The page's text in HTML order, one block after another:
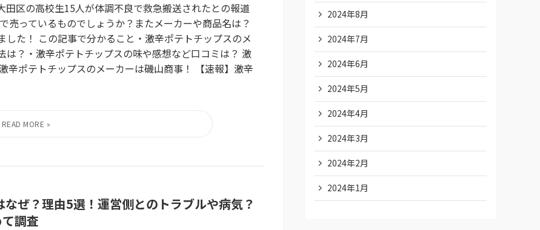
区の高校生15人が体調不良で救急搬送されたとの報道
売っているものでしょうか？またメーカーや商品名は？
た！ この記事で分かること・激辛ポテトチップスのメ
？・激辛ポテトチップスの味や感想など口コミは？ 激
辛ポテトチップスのメーカーは磯山商事！ 【速報】激辛
ぜ？理由5選！運営側とのトラブルや病気？
調査
2024年8月
2024年7月
2024年6月
2024年5月
2024年4月
2024年3月
2024年2月
2024年1月